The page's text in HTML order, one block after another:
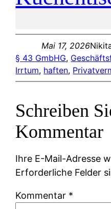
Mai 17, 2026
§ 43 GmbHG,
Irrtum, haften,
Schreiben
Kommentar
Ihre E-Mail-Adresse
Erforderliche Felder
Kommentar *